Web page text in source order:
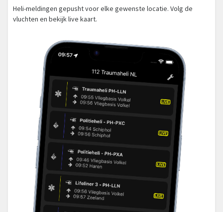
Heli-meldingen gepusht voor elke gewenste locatie. Volg de
vluchten en bekijk live kaart.